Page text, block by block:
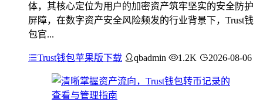
体，其核心定位为用户的加密资产筑牢坚实的安全防护
屏障，在数字资产安全风险频发的行业背景下，Trust钱
包官...
Trust钱包苹果版下载 qbadmin 1.2K 2026-08-06